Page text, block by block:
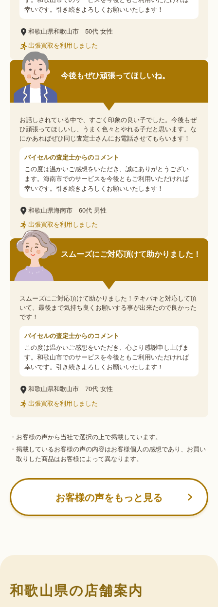
幸いです。引き続きよろしくお願いいたします！
和歌山県和歌山市 50代 女性
出張買取を利用しました
今後もぜひ頑張ってほしいね。
お話しされている中で、すごく印象の良い子でした。今後もぜ
ひ頑張ってほしいし、うまく色々とやれる子だと思います。な
にかあればぜひ同じ査定士さんにお電話させてもらいます！
バイセルの査定士からのコメント
この度は温かいご感想をいただき、誠にありがとうござい
ます。海南市でのサービスを今後ともご利用いただければ
幸いです。引き続きよろしくお願いいたします！
和歌山県海南市 60代 男性
出張買取を利用しました
スムーズにご対応頂けて助かりました！
スムーズにご対応頂けて助かりました！テキパキと対応して頂
いて、最後まで気持ち良くお願いする事が出来たので良かった
です！
バイセルの査定士からのコメント
この度は温かいご感想をいただき、心より感謝申し上げま
す。和歌山市でのサービスを今後ともご利用いただければ
幸いです。引き続きよろしくお願いいたします！
和歌山県和歌山市 70代 女性
出張買取を利用しました
・お客様の声から当社で選択の上で掲載しています。
・掲載しているお客様の声の内容はお客様個人の感想であり、お買い
取りした商品はお客様によって異なります。
お客様の声をもっと見る
和歌山県の店舗案内